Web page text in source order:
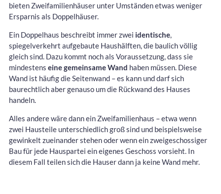
bieten Zweifamilienhäuser unter Umständen etwas weniger
Ersparnis als Doppelhäuser.
Ein Doppelhaus beschreibt immer zwei identische,
spiegelverkehrt aufgebaute Haushälften, die baulich völlig
gleich sind. Dazu kommt noch als Voraussetzung, dass sie
mindestens eine gemeinsame Wand haben müssen. Diese
Wand ist häufig die Seitenwand – es kann und darf sich
baurechtlich aber genauso um die Rückwand des Hauses
handeln.
Alles andere wäre dann ein Zweifamilienhaus – etwa wenn
zwei Hausteile unterschiedlich groß sind und beispielsweise
gewinkelt zueinander stehen oder wenn ein zweigeschossiger
Bau für jede Hauspartei ein eigenes Geschoss vorsieht. In
diesem Fall teilen sich die Hauser dann ja keine Wand mehr.